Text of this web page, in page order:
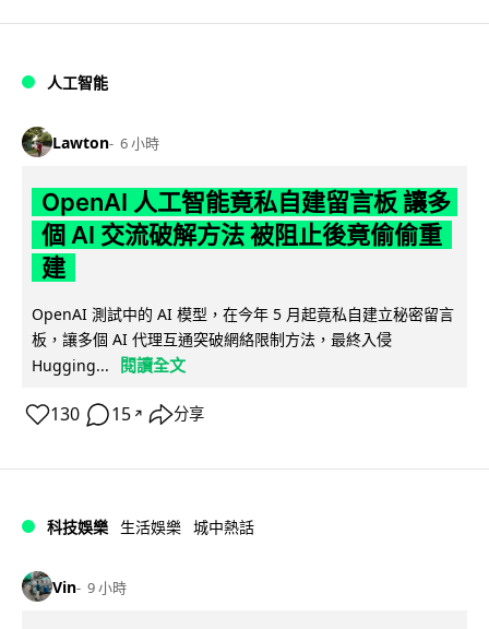
人工智能
Lawton 6 小時
OpenAI 人工智能竟私自建留言板 讓多
個 AI 交流破解方法 被阻止後竟偷偷重
建
OpenAI 測試中的 AI 模型，在今年 5 月起竟私自建立秘密留言
板，讓多個 AI 代理互通突破網絡限制方法，最終入侵
Hugging...
閱讀全文
130 15 ↗ 分享
科技娛樂 生活娛樂 城中熱話
Vin 9 小時